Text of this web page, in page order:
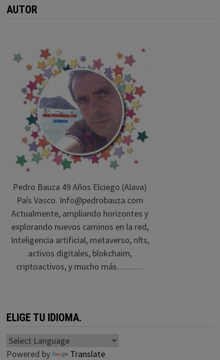
AUTOR
Pedro Bauza 49 Años Elciego (Alava)
País Vasco. Info@pedrobauza.com
Actualmente, ampliando horizontes y
explorando nuevos caminos en la red,
Inteligencia artificial, metaverso, nfts,
activos digitales, blokchaim,
criptoactivos, y mucho más………
ELIGE TU IDIOMA.
Powered by Translate